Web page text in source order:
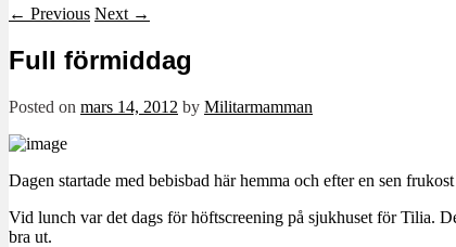
← Previous Next →
Full förmiddag
Posted on mars 14, 2012 by Militarmamman
Dagen startade med bebisbad här hemma och efter en sen
Vid lunch var det dags för höftscreening på sjukhuset för Tilia.
bra ut.